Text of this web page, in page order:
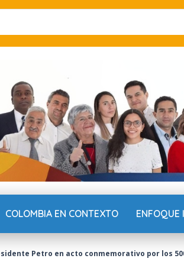
COLOMBIA EN CONTEXTO ENFOQUE
Petro en acto conmemorativo por los